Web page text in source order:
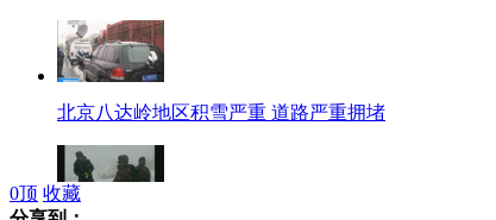
北京八达岭地区积雪严重 道路严重拥堵
0顶 收藏